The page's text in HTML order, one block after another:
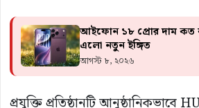
আইফোন ১৮ প্রোর দাম কত
এলো নতুন ইঙ্গিত
আগস্ট ৮, ২০২৬
প্রযুক্তি প্রতিষ্ঠানটি